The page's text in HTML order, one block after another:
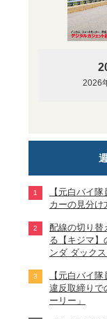
2026
【元白バイ
カーの見分け
配線の切り替
る【キジマ】
ンダ ダック
【元白バイ
違反取締りで
ーリー」